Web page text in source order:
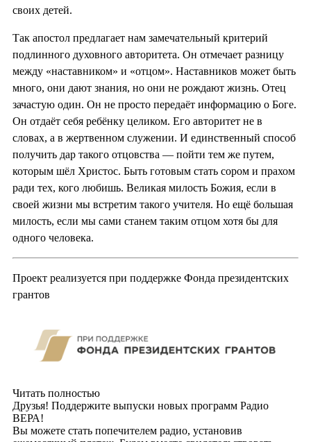
своих детей.
Так апостол предлагает нам замечательный критерий
подлинного духовного авторитета. Он отмечает разницу
между «наставником» и «отцом». Наставников может быть
много, они дают знания, но они не рождают жизнь. Отец
зачастую один. Он не просто передаёт информацию о Боге.
Он отдаёт себя ребёнку целиком. Его авторитет не в
словах, а в жертвенном служении. И единственный способ
получить дар такого отцовства — пойти тем же путем,
которым шёл Христос. Быть готовым стать сором и прахом
ради тех, кого любишь. Великая милость Божия, если в
своей жизни мы встретим такого учителя. Но ещё большая
милость, если мы сами станем таким отцом хотя бы для
одного человека.
Проект реализуется при поддержке Фонда президентских
грантов
Читать полностью
Друзья! Поддержите выпуски новых программ Радио
ВЕРА!
Вы можете стать попечителем радио, установив